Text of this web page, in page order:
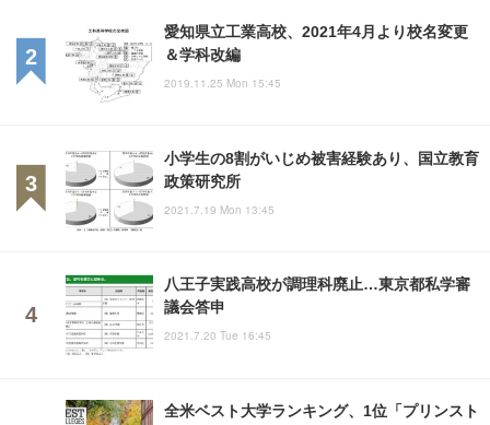
愛知県立工業高校、2021年4月より校名変更
＆学科改編
2019.11.25 Mon 15:45
小学生の8割がいじめ被害経験あり、国立教育
政策研究所
2021.7.19 Mon 13:45
八王子実践高校が調理科廃止…東京都私学審
議会答申
2021.7.20 Tue 16:45
全米ベスト大学ランキング、1位「プリンスト